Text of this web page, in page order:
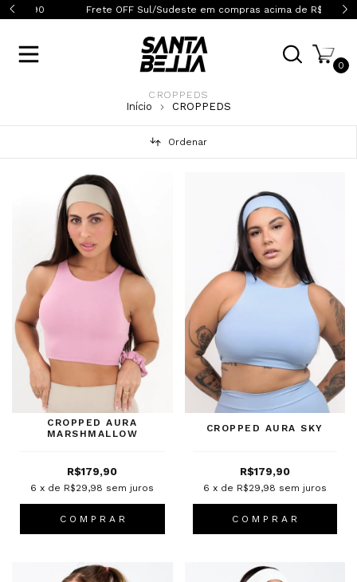
Frete OFF Sul/Sudeste em compras acima de R$399,90
0
CROPPEDS
Início CROPPEDS
Ordenar
CROPPED AURA
MARSHMALLOW
R$179,90
6 x de R$29,98 sem juros
C O M P R A R
CROPPED AURA SKY
R$179,90
6 x de R$29,98 sem juros
C O M P R A R